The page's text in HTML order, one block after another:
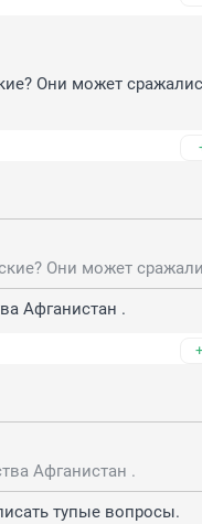
Они может
Афганистан .
Афганистан .
тупые вопросы.